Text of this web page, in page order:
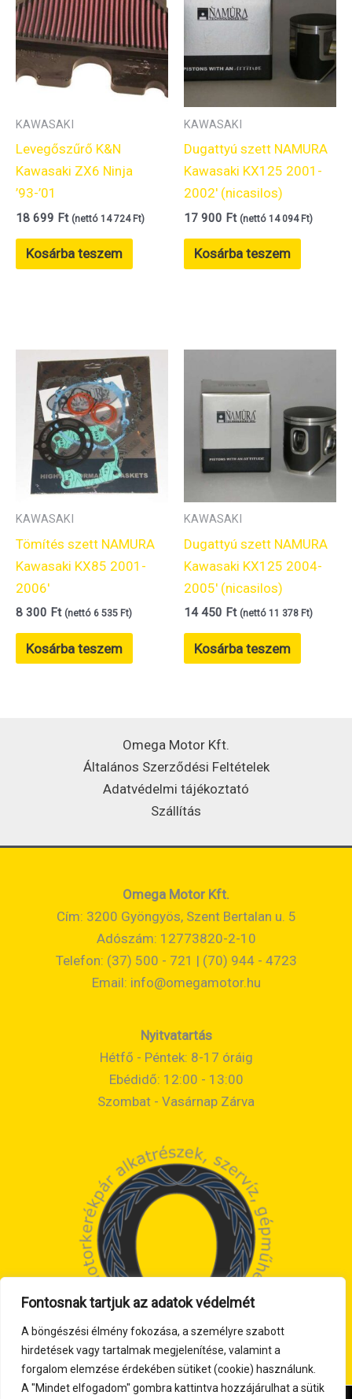
Fontosnak tartjuk az adatok védelmét
A böngészési élmény fokozása, a személyre szabott
hirdetések vagy tartalmak megjelenítése, valamint a
forgalom elemzése érdekében sütiket (cookie) használunk.
A "Mindet elfogadom" gombra kattintva hozzájárulhat a sütik
KAWASAKI
Levegőszűrő K&N
Kawasaki ZX6 Ninja
’93-’01
18 699 Ft (nettó 14 724 Ft)
Kosárba teszem
KAWASAKI
Dugattyú szett NAMURA
Kawasaki KX125 2001-
2002′ (nicasilos)
17 900 Ft (nettó 14 094 Ft)
Kosárba teszem
KAWASAKI
Tömítés szett NAMURA
Kawasaki KX85 2001-
2006′
8 300 Ft (nettó 6 535 Ft)
Kosárba teszem
KAWASAKI
Dugattyú szett NAMURA
Kawasaki KX125 2004-
2005′ (nicasilos)
14 450 Ft (nettó 11 378 Ft)
Kosárba teszem
Omega Motor Kft.
Általános Szerződési Feltételek
Adatvédelmi tájékoztató
Szállítás
Omega Motor Kft.
Cím: 3200 Gyöngyös, Szent Bertalan u. 5
Adószám: 12773820-2-10
Telefon: (37) 500 - 721 | (70) 944 - 4723
Email: info@omegamotor.hu
Nyitvatartás
Hétfő - Péntek: 8-17 óráig
Ebédidő: 12:00 - 13:00
Szombat - Vasárnap Zárva